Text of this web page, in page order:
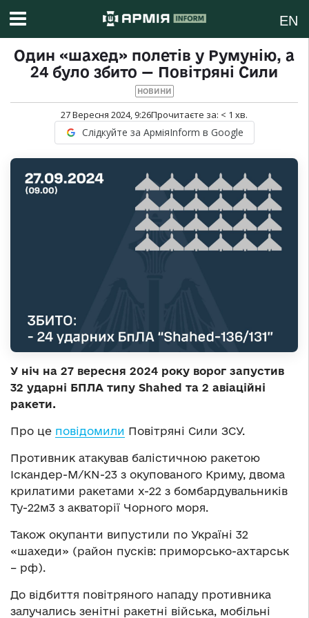
EN
Один «шахед» полетів у Румунію, а
24 було збито — Повітряні Сили
НОВИНИ
27 Вересня 2024, 9:26Прочитаєте за: < 1 хв.
Слідкуйте за АрміяInform в Google
У ніч на 27 вересня 2024 року ворог запустив
32 ударні БПЛА типу Shahed та 2 авіаційні
ракети.
Про це повідомили Повітряні Сили ЗСУ.
Противник атакував балістичною ракетою
Іскандер-М/KN-23 з окупованого Криму, двома
крилатими ракетами х-22 з бомбардувальників
Ту-22м3 з акваторії Чорного моря.
Також окупанти випустили по Україні 32
«шахеди» (район пусків: приморсько-ахтарськ
– рф).
До відбиття повітряного нападу противника
залучались зенітні ракетні війська, мобільні